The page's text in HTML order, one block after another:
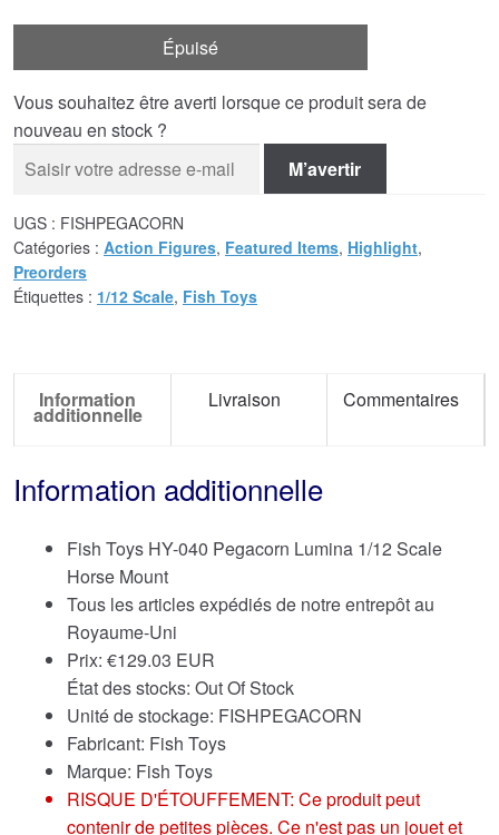
Épuisé
Vous souhaitez être averti lorsque ce produit sera de
nouveau en stock ?
M’avertir
UGS : FISHPEGACORN
Catégories : Action Figures, Featured Items, Highlight,
Preorders
Étiquettes : 1/12 Scale, Fish Toys
Information
additionnelle
Livraison Commentaires
Information additionnelle
Fish Toys HY-040 Pegacorn Lumina 1/12 Scale
Horse Mount
Tous les articles expédiés de notre entrepôt au
Royaume-Uni
Prix: €129.03 EUR
État des stocks: Out Of Stock
Unité de stockage: FISHPEGACORN
Fabricant: Fish Toys
Marque: Fish Toys
RISQUE D'ÉTOUFFEMENT: Ce produit peut
contenir de petites pièces. Ce n'est pas un jouet et